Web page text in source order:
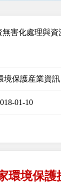
害化處理與
境保護産業資訊
01-10
環境保護